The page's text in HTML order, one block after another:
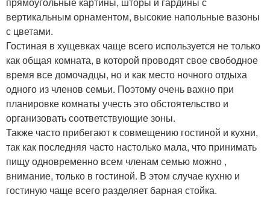
вертикальным орнаментом, высокие напольные вазоны
с цветами.
Гостиная в хущевках чаще всего используется не только
как общая комната, в которой проводят свое свободное
время все домочадцы, но и как место ночного отдыха
одного из членов семьи. Поэтому очень важно при
планировке комнаты учесть это обстоятельство и
организовать соответствующие зоны.
Также часто прибегают к совмещению гостиной и кухни,
так как последняя часто настолько мала, что принимать
пищу одновременно всем членам семью можно ,
внимание, только в гостиной. В этом случае кухню и
гостиную чаще всего разделяет барная стойка.